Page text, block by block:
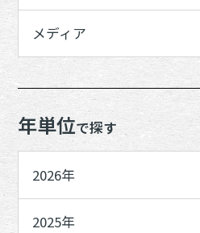
メディア
年単位で探す
2026年
2025年